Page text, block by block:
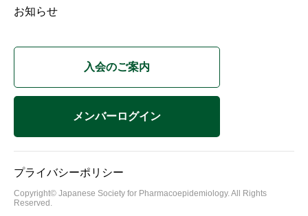
お知らせ
入会のご案内
メンバーログイン
プライバシーポリシー
Copyright© Japanese Society for Pharmacoepidemiology. All Rights
Reserved.